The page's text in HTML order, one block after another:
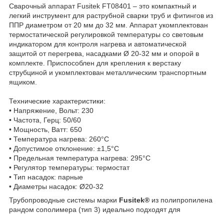
Сварочный аппарат Fusitek FT08401 – это компактный и
легкий инструмент для раструбной сварки труб и фитингов из
ППР диаметром от 20 мм до 32 мм. Аппарат укомплектован
термостатической регулировкой температуры со световым
индикатором для контроля нагрева и автоматической
защитой от перегрева, насадками Ø 20-32 мм и опорой в
комплекте. Приспособлен для крепления к верстаку
струбциной и укомплектован металлическим транспортным
ящиком.
Технические характеристики:
• Напряжение, Вольт: 230
• Частота, Герц: 50/60
• Мощность, Ватт: 650
• Температура нагрева: 260°С
• Допустимое отклонение: ±1,5°С
• Предельная температура нагрева: 295°С
• Регулятор температуры: термостат
• Тип насадок: парные
• Диаметры насадок: Ø20-32
Трубопроводные системы марки Fusitek® из полипропилена
рандом сополимера (тип 3) идеально подходят для